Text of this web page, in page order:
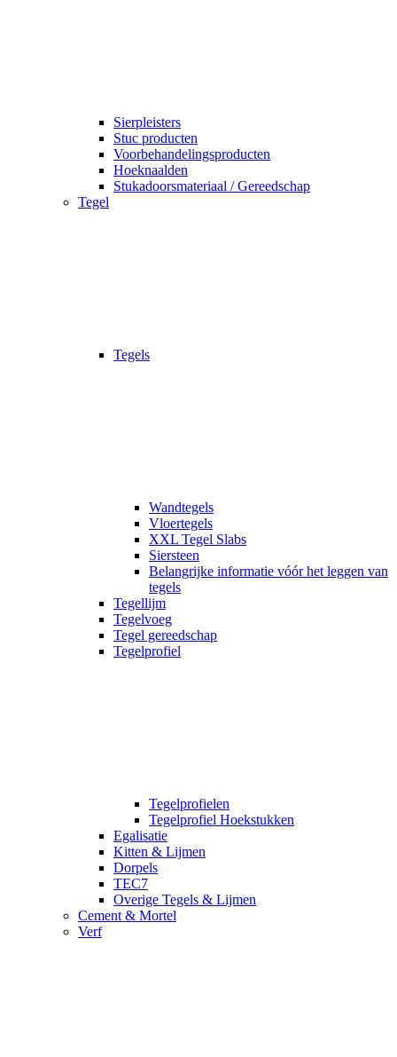
Sierpleisters
Stuc producten
Voorbehandelingsproducten
Hoeknaalden
Stukadoorsmateriaal / Gereedschap
Tegel
Tegels
Wandtegels
Vloertegels
XXL Tegel Slabs
Siersteen
Belangrijke informatie vóór het leggen van
tegels
Tegellijm
Tegelvoeg
Tegel gereedschap
Tegelprofiel
Tegelprofielen
Tegelprofiel Hoekstukken
Egalisatie
Kitten & Lijmen
Dorpels
TEC7
Overige Tegels & Lijmen
Cement & Mortel
Verf